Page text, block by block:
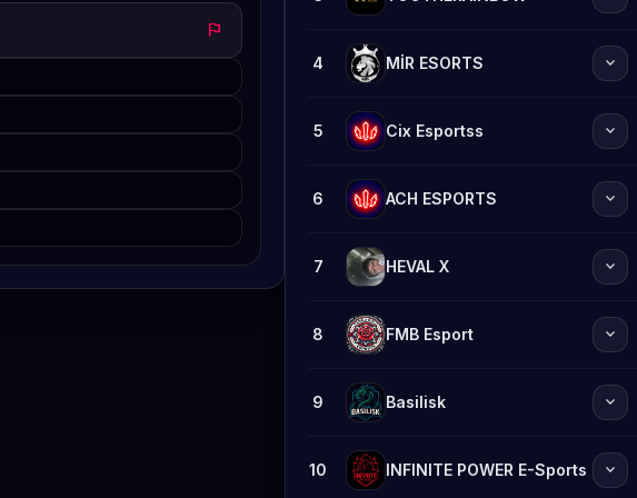
flag
4 MİR ESORTS expand_more
5 Cix Esportss expand_more
6 ACH ESPORTS expand_more
7 HEVAL X expand_more
8 FMB Esport expand_more
9 Basilisk expand_more
10 INFINITE POWER E-Sports expand_more